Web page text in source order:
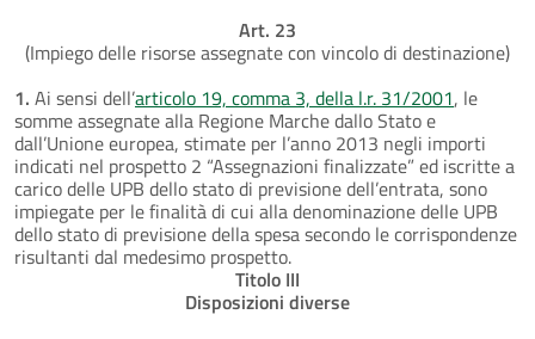
Art. 23
(Impiego delle risorse assegnate con vincolo di destinazione)
1. Ai sensi dell’articolo 19, comma 3, della l.r. 31/2001, le
somme assegnate alla Regione Marche dallo Stato e
dall’Unione europea, stimate per l’anno 2013 negli importi
indicati nel prospetto 2 “Assegnazioni finalizzate” ed iscritte a
carico delle UPB dello stato di previsione dell’entrata, sono
impiegate per le finalità di cui alla denominazione delle UPB
dello stato di previsione della spesa secondo le corrispondenze
risultanti dal medesimo prospetto.
Titolo III
Disposizioni diverse